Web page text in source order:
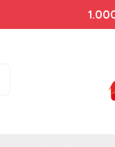
Bebek